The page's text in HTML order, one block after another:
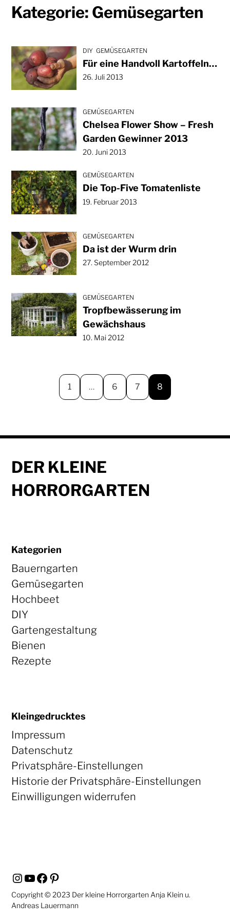
Kategorie: Gemüsegarten
DIY GEMÜSEGARTEN
Für eine Handvoll Kartoffeln…
26. Juli 2013
GEMÜSEGARTEN
Chelsea Flower Show – Fresh
Garden Gewinner 2013
20. Juni 2013
GEMÜSEGARTEN
Die Top-Five Tomatenliste
19. Februar 2013
GEMÜSEGARTEN
Da ist der Wurm drin
27. September 2012
GEMÜSEGARTEN
Tropfbewässerung im
Gewächshaus
10. Mai 2012
1 … 6 7 8
DER KLEINE
HORRORGARTEN
Kategorien
Bauerngarten
Gemüsegarten
Hochbeet
DIY
Gartengestaltung
Bienen
Rezepte
Kleingedrucktes
Impressum
Datenschutz
Privatsphäre-Einstellungen
Historie der Privatsphäre-Einstellungen
Einwilligungen widerrufen
Instagram
YouTube
Facebook
Pinterest
Copyright © 2023 Der kleine Horrorgarten Anja Klein u.
Andreas Lauermann